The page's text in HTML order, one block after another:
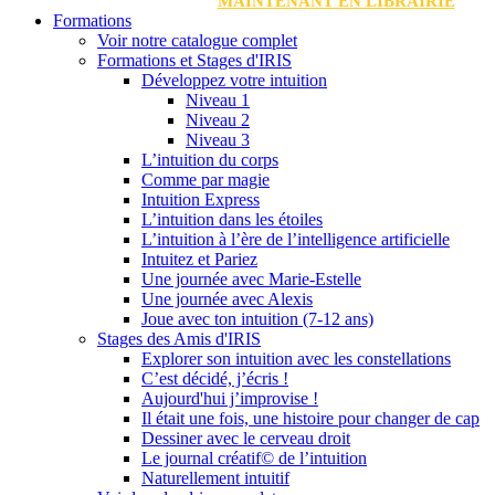
Formations
Voir notre catalogue complet
Formations et Stages d'IRIS
Développez votre intuition
Niveau 1
Niveau 2
Niveau 3
L’intuition du corps
Comme par magie
Intuition Express
L’intuition dans les étoiles
L’intuition à l’ère de l’intelligence artificielle
Intuitez et Pariez
Une journée avec Marie-Estelle
Une journée avec Alexis
Joue avec ton intuition (7-12 ans)
Stages des Amis d'IRIS
Explorer son intuition avec les constellations
C’est décidé, j’écris !
Aujourd'hui j’improvise !
Il était une fois, une histoire pour changer de cap
Dessiner avec le cerveau droit
Le journal créatif© de l’intuition
Naturellement intuitif